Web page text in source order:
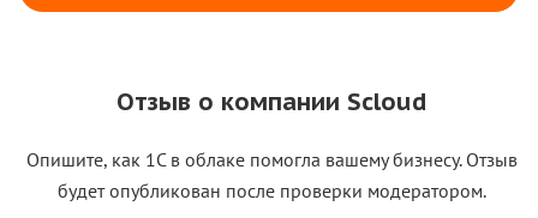
Отзыв о компании Scloud
Опишите, как 1С в облаке помогла вашему бизнесу. Отзыв
будет опубликован после проверки модератором.